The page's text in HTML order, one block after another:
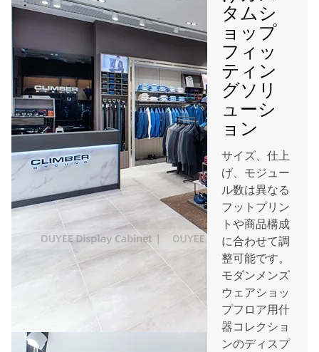
タムシ
ョップ
フィッ
ティン
グソリ
ューシ
ョン
サイズ、仕上
げ、モジュー
ル数は異なる
フットプリン
トや商品構成
に合わせて調
整可能です。
モダンメンズ
ウェアショッ
プフロア用什
器コレクショ
ンのディスプ